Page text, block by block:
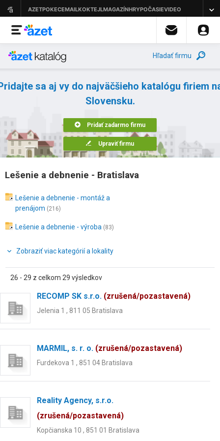
Hľadať firmu
sa aj vy do najväčšieho katalógu firiem
Slovensku.
Pridať zadarmo firmu
Upraviť firmu
Lešenie a debnenie - Bratislava
Lešenie a debnenie - montáž a
prenájom (216)
Lešenie a debnenie - výroba (83)
Zobraziť viac kategórií a lokality
26 - 29 z celkom 29 výsledkov
RECOMP SK s.r.o. (zrušená/pozastavená)
Jelenia 1 , 811 05 Bratislava
MARMIL, s. r. o. (zrušená/pozastavená)
Furdekova 1 , 851 04 Bratislava
Reality Agency, s.r.o.
(zrušená/pozastavená)
Kopčianska 10 , 851 01 Bratislava